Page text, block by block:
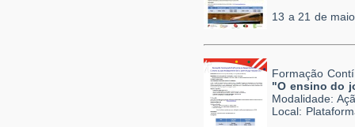
13 a 21 de maio
Formação
"O ensino do
Modalidade:
Local: